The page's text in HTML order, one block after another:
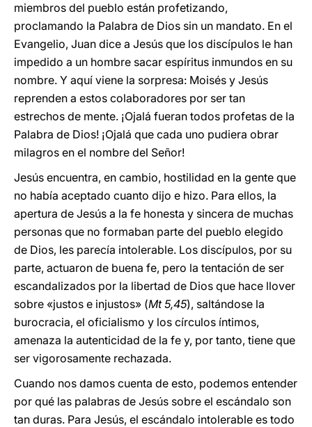
miembros del pueblo están profetizando,
proclamando la Palabra de Dios sin un mandato. En el
Evangelio, Juan dice a Jesús que los discípulos le han
impedido a un hombre sacar espíritus inmundos en su
nombre. Y aquí viene la sorpresa: Moisés y Jesús
reprenden a estos colaboradores por ser tan
estrechos de mente. ¡Ojalá fueran todos profetas de la
Palabra de Dios! ¡Ojalá que cada uno pudiera obrar
milagros en el nombre del Señor!
Jesús encuentra, en cambio, hostilidad en la gente que
no había aceptado cuanto dijo e hizo. Para ellos, la
apertura de Jesús a la fe honesta y sincera de muchas
personas que no formaban parte del pueblo elegido
de Dios, les parecía intolerable. Los discípulos, por su
parte, actuaron de buena fe, pero la tentación de ser
escandalizados por la libertad de Dios que hace llover
sobre «justos e injustos» (Mt 5,45), saltándose la
burocracia, el oficialismo y los círculos íntimos,
amenaza la autenticidad de la fe y, por tanto, tiene que
ser vigorosamente rechazada.
Cuando nos damos cuenta de esto, podemos entender
por qué las palabras de Jesús sobre el escándalo son
tan duras. Para Jesús, el escándalo intolerable es todo